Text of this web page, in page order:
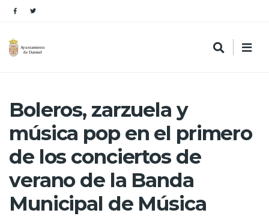
Boleros, zarzuela y
música pop en el primero
de los conciertos de
verano de la Banda
Municipal de Música